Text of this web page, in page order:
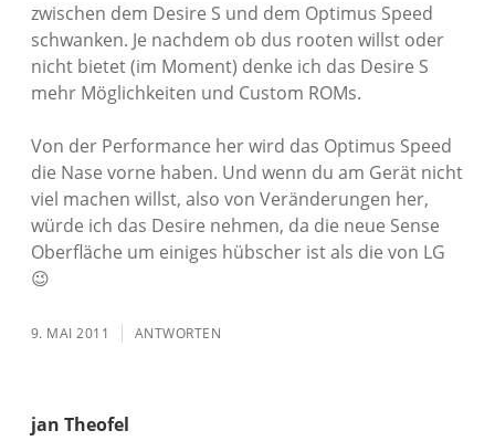
zwischen dem Desire S und dem Optimus Speed
schwanken. Je nachdem ob dus rooten willst oder
nicht bietet (im Moment) denke ich das Desire S
mehr Möglichkeiten und Custom ROMs.
Von der Performance her wird das Optimus Speed
die Nase vorne haben. Und wenn du am Gerät nicht
viel machen willst, also von Veränderungen her,
würde ich das Desire nehmen, da die neue Sense
Oberfläche um einiges hübscher ist als die von LG
😉
9. MAI 2011 ANTWORTEN
jan Theofel